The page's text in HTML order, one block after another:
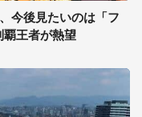
今後見たいのは「フ
覇王者が熱望